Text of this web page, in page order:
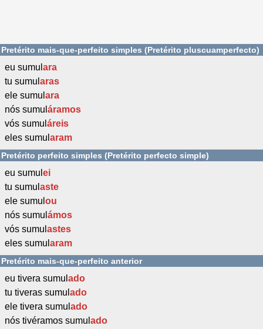
Pretérito mais-que-perfeito simples (Pretérito pluscuamperfecto)
eu sumul ara
tu sumul aras
ele sumul ara
nós sumul áramos
vós sumul áreis
eles sumul aram
Pretérito perfeito simples (Pretérito perfecto simple)
eu sumul ei
tu sumul aste
ele sumul ou
nós sumul ámos
vós sumul astes
eles sumul aram
Pretérito mais-que-perfeito anterior
eu tivera sumul ado
tu tiveras sumul ado
ele tivera sumul ado
nós tivéramos sumul ado